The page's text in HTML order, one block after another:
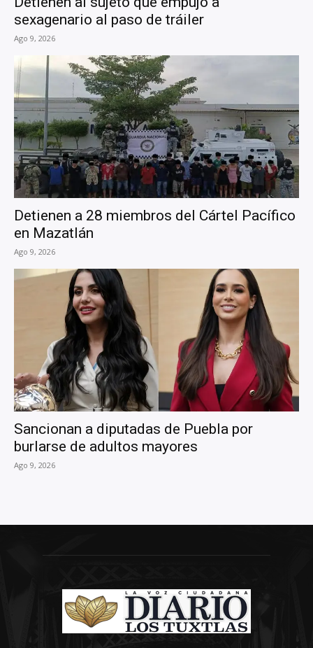
sexagenario al paso de tráiler
Ago 9, 2026
Detienen a 28 miembros del Cártel Pacífico
en Mazatlán
Ago 9, 2026
Sancionan a diputadas de Puebla por
burlarse de adultos mayores
Ago 9, 2026